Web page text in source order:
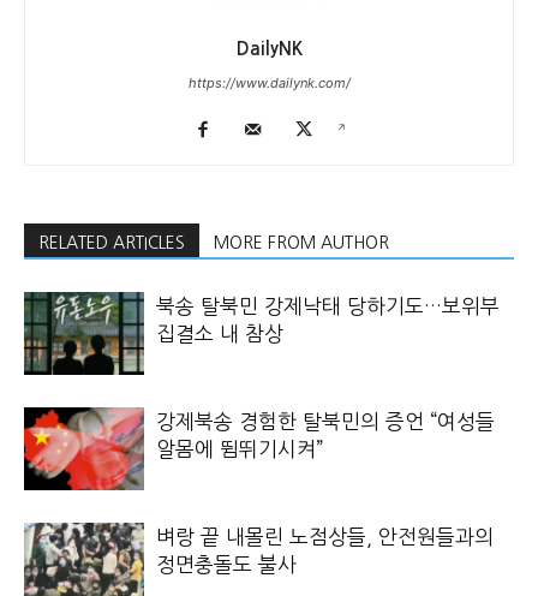
DailyNK
https://www.dailynk.com/
RELATED ARTICLES MORE FROM AUTHOR
북송 탈북민 강제낙태 당하기도…보위부
집결소 내 참상
강제북송 경험한 탈북민의 증언 “여성들
알몸에 뜀뛰기시켜”
벼랑 끝 내몰린 노점상들, 안전원들과의
정면충돌도 불사